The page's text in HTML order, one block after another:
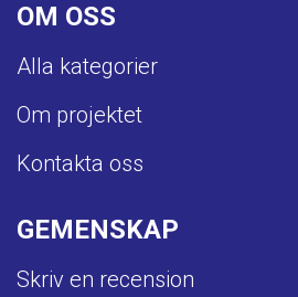
OM OSS
Alla kategorier
Om projektet
Kontakta oss
GEMENSKAP
Skriv en recension